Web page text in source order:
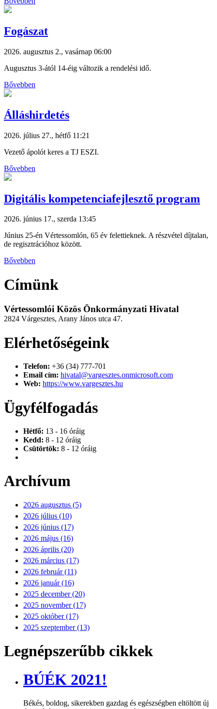
Fogászat
2026. augusztus 2., vasárnap 06:00
Augusztus 3-ától 14-éig változik a rendelési idő.
Bővebben
Álláshirdetés
2026. július 27., hétfő 11:21
Vezető ápolót keres a TJ ESZI.
Bővebben
Digitális kompetenciafejlesztő program
2026. június 17., szerda 13:45
Június 25-én Vértessomlón, 65 év felettieknek. A részvétel díjtalan,
de regisztrációhoz között.
Bővebben
Címünk
Vértessomlói Közös Önkormányzati Hivatal
2824 Várgesztes, Arany János utca 47.
Elérhetőségeink
Telefon: +36 (34) 777-701
Email cím: hivatal@vargesztes.onmicrosoft.com
Web: https://www.vargesztes.hu
Ügyfélfogadás
Hétfő: 13 - 16 óráig
Kedd: 8 - 12 óráig
Csütörtök: 8 - 12 óráig
Archívum
2026 augusztus (5)
2026 július (10)
2026 június (17)
2026 május (16)
2026 április (20)
2026 március (17)
2026 február (11)
2026 január (16)
2025 december (20)
2025 november (17)
2025 október (17)
2025 szeptember (13)
Legnépszerűbb cikkek
BÚÉK 2021!
Békés, boldog, sikerekben gazdag és egészségben eltöltött új